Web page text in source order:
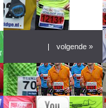
| volgende »